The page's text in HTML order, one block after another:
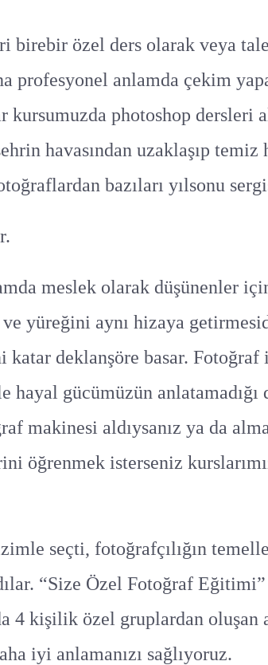
birebir özel ders olarak veya
profesyonel anlamda çekim
kursumuzda photoshop dersleri
havasından uzaklaşıp
bazıları yılsonu
meslek olarak düşünenler
ve yüreğini aynı hizaya
deklanşöre basar. Fotoğraf
gücümüzün anlatamadığı
makinesi aldıysanız ya da
isterseniz
seçti, fotoğrafçılığın
“Size Özel Fotoğraf
4 kişilik özel gruplardan
iyi anlamanızı sağlıyoruz.